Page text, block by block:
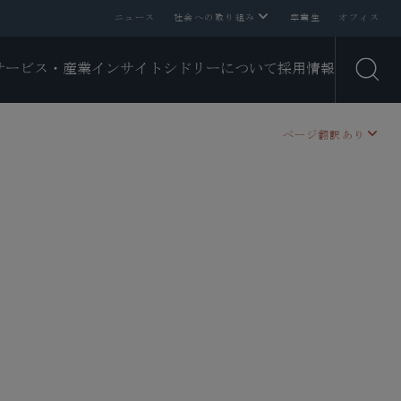
ニュース 社会への取り組み 卒業生 オフィス
ービス・産業インサイト シドリーについて 採用情報
ページ翻訳あり